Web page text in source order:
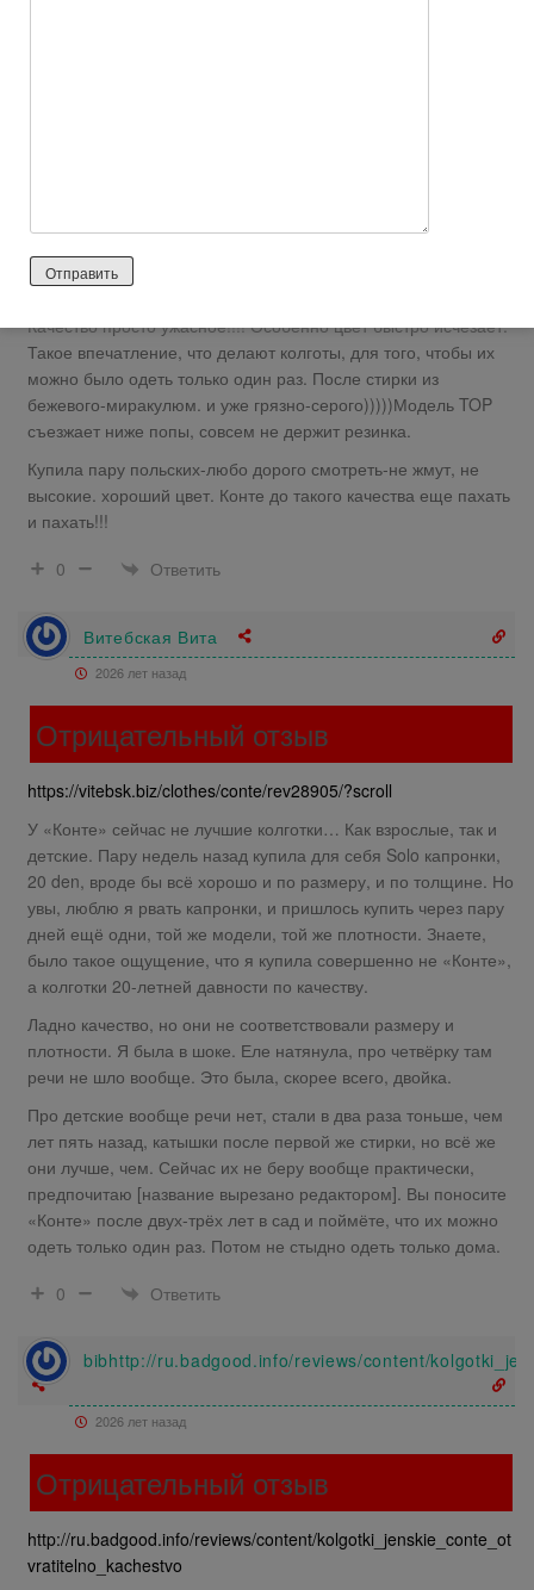
Отрицательный отзыв
http://otzyvy.by/tm_odegda_i_obuv/18101.html
Качество просто ужасное!!!! Особенно цвет быстро исчезает.
Такое впечатление, что делают колготы, для того, чтобы их
можно было одеть только один раз. После стирки из
бежевого-миракулюм. и уже грязно-серого)))))Модель TOP
съезжает ниже попы, совсем не держит резинка.
Купила пару польских-любо дорого смотреть-не жмут, не
высокие. хороший цвет. Конте до такого качества еще пахать
и пахать!!!
0
Ответить
Витебская Вита
2026 лет назад
Отрицательный отзыв
https://vitebsk.biz/clothes/conte/rev28905/?scroll
У «Конте» сейчас не лучшие колготки… Как взрослые, так и
детские. Пару недель назад купила для себя Solo капронки,
20 den, вроде бы всё хорошо и по размеру, и по толщине. Но
увы, люблю я рвать капронки, и пришлось купить через пару
дней ещё одни, той же модели, той же плотности. Знаете,
было такое ощущение, что я купила совершенно не «Конте»,
а колготки 20-летней давности по качеству.
Ладно качество, но они не соответствовали размеру и
плотности. Я была в шоке. Еле натянула, про четвёрку там
речи не шло вообще. Это была, скорее всего, двойка.
Про детские вообще речи нет, стали в два раза тоньше, чем
лет пять назад, катышки после первой же стирки, но всё же
они лучше, чем. Сейчас их не беру вообще практически,
предпочитаю [название вырезано редактором]. Вы поносите
«Конте» после двух-трёх лет в сад и поймёте, что их можно
одеть только один раз. Потом не стыдно одеть только дома.
0
Ответить
bibhttp://ru.badgood.info/reviews/content/
2026 лет назад
Отрицательный отзыв
http://ru.badgood.info/reviews/content/kolgotki_jenskie_conte_ot
vratitelno_kachestvo